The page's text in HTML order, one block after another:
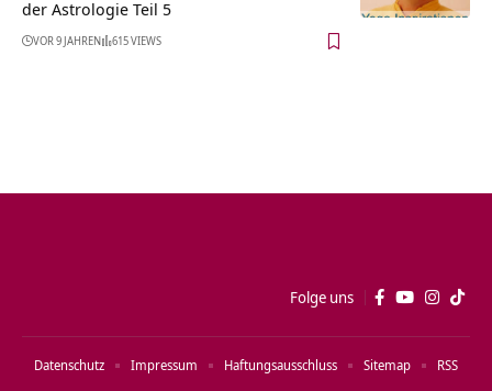
der Astrologie Teil 5
VOR 9 JAHREN 615 VIEWS
Folge uns
Datenschutz Impressum Haftungsausschluss Sitemap RSS